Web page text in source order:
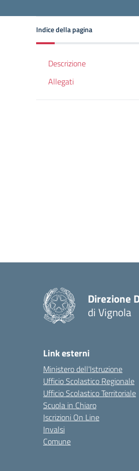
Indice della pagina
Descrizione
Allegati
Direzione
di Vignola
Link esterni
Ministero dell'Istruzione
Ufficio Scolastico Regionale
Ufficio Scolastico Territoriale
Scuola in Chiaro
Iscrizioni On Line
Invalsi
Comune